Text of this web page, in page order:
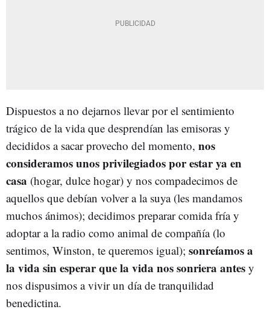
Dispuestos a no dejarnos llevar por el sentimiento
trágico de la vida que desprendían las emisoras y
decididos a sacar provecho del momento, nos
consideramos unos privilegiados por estar ya en
casa (hogar, dulce hogar) y nos compadecimos de
aquellos que debían volver a la suya (les mandamos
muchos ánimos); decidimos preparar comida fría y
adoptar a la radio como animal de compañía (lo
sentimos, Winston, te queremos igual); sonreíamos a
la vida sin esperar que la vida nos sonriera antes y
nos dispusimos a vivir un día de tranquilidad
benedictina.